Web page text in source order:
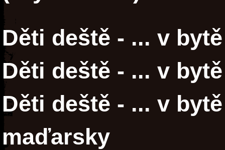
Děti deště - ... v
Děti deště - ... v
Děti deště - ... v
maďarsky